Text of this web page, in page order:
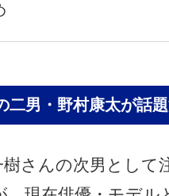
二男・野村康太が話題
さんの次男として